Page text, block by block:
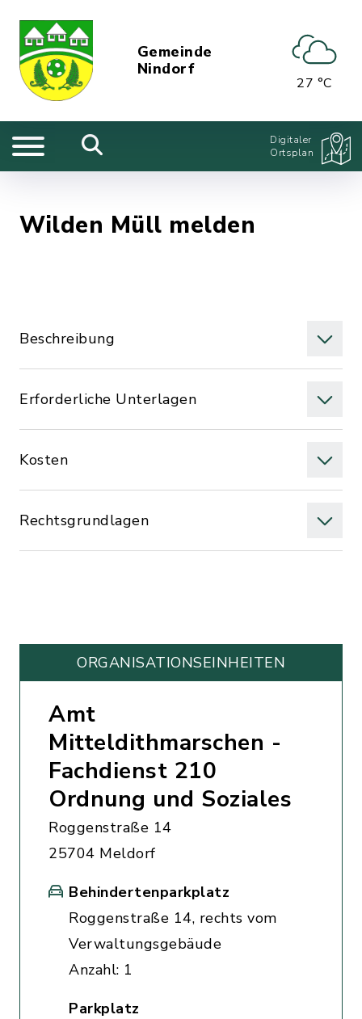
Gemeinde
Nindorf
27 °C
Digitaler
Ortsplan
Wilden Müll melden
Beschreibung
Erforderliche Unterlagen
Kosten
Rechtsgrundlagen
ORGANISATIONS­EINHEITEN
Amt
Mitteldithmarschen -
Fachdienst 210
Ordnung und Soziales
Roggenstraße 14
25704 Meldorf
Behindertenparkplatz
Roggenstraße 14, rechts vom
Verwaltungsgebäude
Anzahl: 1
Parkplatz